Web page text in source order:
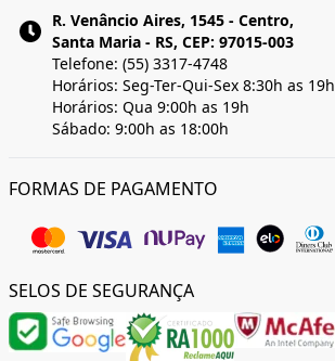
R. Venâncio Aires, 1545 - Centro,
Santa Maria - RS, CEP: 97015-003
Telefone: (55) 3317-4748
Horários: Seg-Ter-Qui-Sex 8:30h as 19h
Horários: Qua 9:00h as 19h
Sábado: 9:00h as 18:00h
FORMAS DE PAGAMENTO
SELOS DE SEGURANÇA